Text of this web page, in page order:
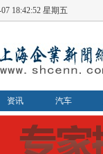
18:42:52 星期五
资讯 汽车